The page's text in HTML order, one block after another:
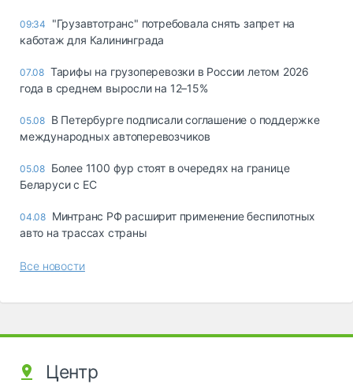
09:34
"Грузавтотранс" потребовала снять запрет на
каботаж для Калининграда
07.08 Тарифы на грузоперевозки в России летом 2026
года в среднем выросли на 12–15%
05.08 В Петербурге подписали соглашение о поддержке
международных автоперевозчиков
05.08 Более 1100 фур стоят в очередях на границе
Беларуси с ЕС
04.08 Минтранс РФ расширит применение беспилотных
авто на трассах страны
Все новости
Центр